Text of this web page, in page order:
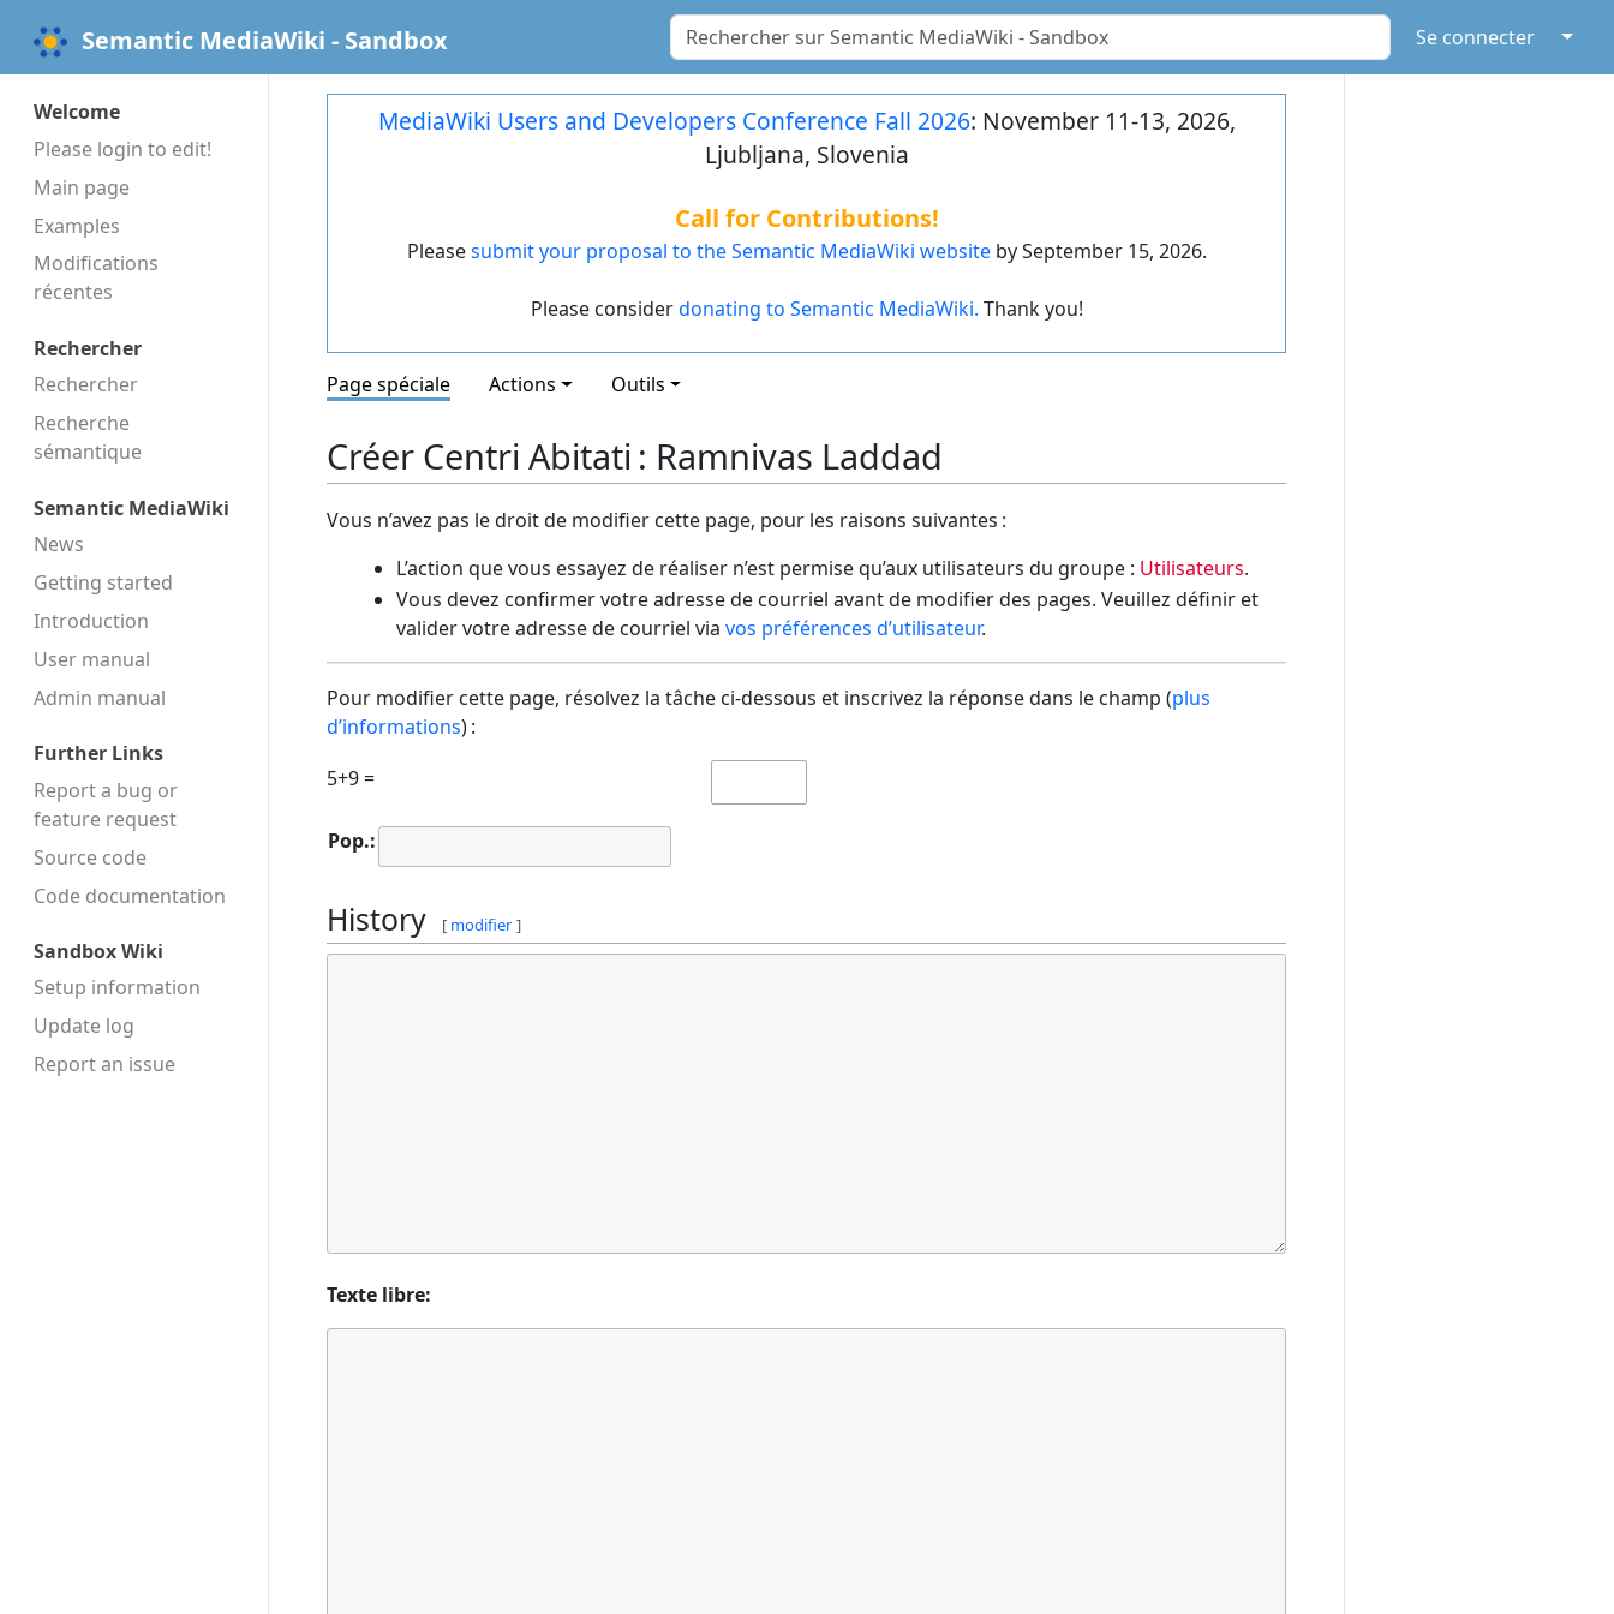
Semantic MediaWiki - Sandbox Se connecter ↓
Welcome
Please login to edit!
Main page
Examples
Modifications
récentes
Rechercher
Rechercher
Recherche
sémantique
Semantic MediaWiki
News
Getting started
Introduction
User manual
Admin manual
Further Links
Report a bug or
feature request
Source code
Code docu­mentation
Sandbox Wiki
Setup information
Update log
Report an issue
MediaWiki Users and Developers Conference Fall 2026: November 11-13, 2026,
Ljubljana, Slovenia
Call for Contributions!
Pleasesubmit your proposal to the Semantic MediaWiki websiteby September 15, 2026.
Please considerdonating to Semantic MediaWiki. Thank you!
Page spéciale Actions Outils
Créer Centri Abitati : Ramnivas Laddad
Vous n’avez pas le droit de modifier cette page, pour les raisons suivantes :
L’action que vous essayez de réaliser n’est permise qu’aux utilisateurs du groupe : Utilisateurs.
Vous devez confirmer votre adresse de courriel avant de modifier des pages. Veuillez définir et
valider votre adresse de courriel via vos préférences d’utilisateur.
Pour modifier cette page, résolvez la tâche ci-dessous et inscrivez la réponse dans le champ (plus
d’informations) :
5+9 =
Pop.:
History [ modifier ]
Texte libre: